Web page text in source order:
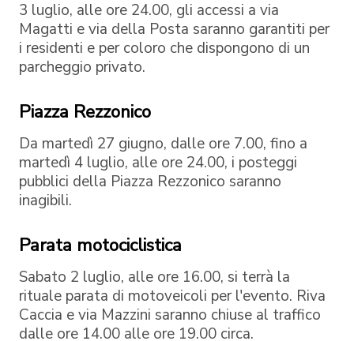
3 luglio, alle ore 24.00, gli accessi a via
Magatti e via della Posta saranno garantiti per
i residenti e per coloro che dispongono di un
parcheggio privato.
Piazza Rezzonico
Da martedì 27 giugno, dalle ore 7.00, fino a
martedì 4 luglio, alle ore 24.00, i posteggi
pubblici della Piazza Rezzonico saranno
inagibili.
Parata motociclistica
Sabato 2 luglio, alle ore 16.00, si terrà la
rituale parata di motoveicoli per l'evento. Riva
Caccia e via Mazzini saranno chiuse al traffico
dalle ore 14.00 alle ore 19.00 circa.